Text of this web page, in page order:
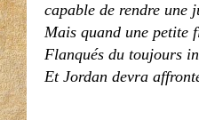
capable de rendre une
Mais quand une petite
Flanqués du toujours
Et Jordan devra